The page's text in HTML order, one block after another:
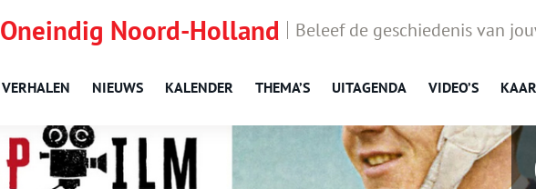
Oneindig Noord-Holland Beleef de geschiedenis van
VERHALEN NIEUWS KALENDER THEMA’S UITAGENDA VIDEO’S